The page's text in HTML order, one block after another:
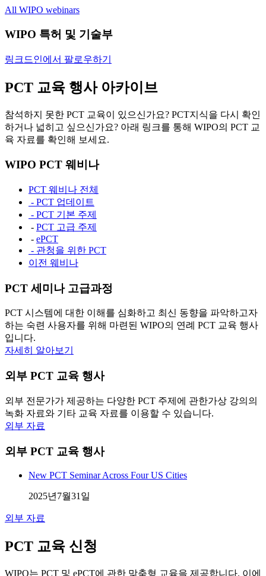
All WIPO webinars
WIPO 특허 및 기술부
링크드인에서 팔로우하기
PCT 교육 행사 아카이브
참석하지 못한 PCT 교육이 있으신가요? PCT지식을 다시 확인
하거나 넓히고 싶으신가요? 아래 링크를 통해 WIPO의 PCT 교
육 자료를 확인해 보세요.
WIPO PCT 웨비나
PCT 웨비나 전체
- PCT 업데이트
- PCT 기본 주제
- PCT 고급 주제
- ePCT
- 관청을 위한 PCT
이전 웨비나
PCT 세미나 고급과정
PCT 시스템에 대한 이해를 심화하고 최신 동향을 파악하고자
하는 숙련 사용자를 위해 마련된 WIPO의 연례 PCT 교육 행사
입니다.
자세히 알아보기
외부 PCT 교육 행사
외부 전문가가 제공하는 다양한 PCT 주제에 관한가상 강의의
녹화 자료와 기타 교육 자료를 이용할 수 있습니다.
외부 자료
외부 PCT 교육 행사
New PCT Seminar Across Four US Cities
2025년7월31일
외부 자료
PCT 교육 신청
WIPO는 PCT 및 ePCT에 관한 맞춤형 교육을 제공합니다. 이에